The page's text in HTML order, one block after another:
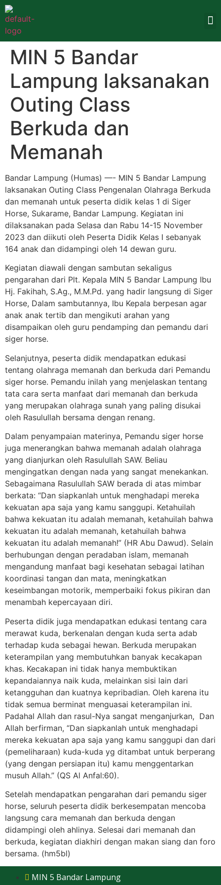
MIN 5 Bandar
Lampung laksanakan
Outing Class
Berkuda dan
Memanah
Bandar Lampung (Humas) —- MIN 5 Bandar Lampung
laksanakan Outing Class Pengenalan Olahraga Berkuda
dan memanah untuk peserta didik kelas 1 di Siger
Horse, Sukarame, Bandar Lampung. Kegiatan ini
dilaksanakan pada Selasa dan Rabu 14-15 November
2023 dan diikuti oleh Peserta Didik Kelas I sebanyak
164 anak dan didampingi oleh 14 dewan guru.
Kegiatan diawali dengan sambutan sekaligus
pengarahan dari Plt. Kepala MIN 5 Bandar Lampung Ibu
Hj. Fakihah, S.Ag., M.M.Pd. yang hadir langsung di Siger
Horse, Dalam sambutannya, Ibu Kepala berpesan agar
anak anak tertib dan mengikuti arahan yang
disampaikan oleh guru pendamping dan pemandu dari
siger horse.
Selanjutnya, peserta didik mendapatkan edukasi
tentang olahraga memanah dan berkuda dari Pemandu
siger horse. Pemandu inilah yang menjelaskan tentang
tata cara serta manfaat dari memanah dan berkuda
yang merupakan olahraga sunah yang paling disukai
oleh Rasulullah bersama dengan renang.
Dalam penyampaian materinya, Pemandu siger horse
juga menerangkan bahwa memanah adalah olahraga
yang dianjurkan oleh Rasulullah SAW. Beliau
mengingatkan dengan nada yang sangat menekankan.
Sebagaimana Rasulullah SAW berada di atas mimbar
berkata: “Dan siapkanlah untuk menghadapi mereka
kekuatan apa saja yang kamu sanggupi. Ketahuilah
bahwa kekuatan itu adalah memanah, ketahuilah bahwa
kekuatan itu adalah memanah, ketahuilah bahwa
kekuatan itu adalah memanah!” (HR Abu Dawud). Selain
berhubungan dengan peradaban islam, memanah
mengandung manfaat bagi kesehatan sebagai latihan
koordinasi tangan dan mata, meningkatkan
keseimbangan motorik, memperbaiki fokus pikiran dan
menambah kepercayaan diri.
Peserta didik juga mendapatkan edukasi tentang cara
merawat kuda, berkenalan dengan kuda serta adab
terhadap kuda sebagai hewan. Berkuda merupakan
keterampilan yang membutuhkan banyak kecakapan
khas. Kecakapan ini tidak hanya membuktikan
kepandaiannya naik kuda, melainkan sisi lain dari
ketangguhan dan kuatnya kepribadian. Oleh karena itu
tidak semua berminat menguasai keterampilan ini.
Padahal Allah dan rasul-Nya sangat menganjurkan, Dan
Allah berfirman, “Dan siapkanlah untuk menghadapi
mereka kekuatan apa saja yang kamu sanggupi dan dari
(pemeliharaan) kuda-kuda yg ditambat untuk berperang
(yang dengan persiapan itu) kamu menggentarkan
musuh Allah.” (QS Al Anfal:60).
Setelah mendapatkan pengarahan dari pemandu siger
horse, seluruh peserta didik berkesempatan mencoba
langsung cara memanah dan berkuda dengan
didampingi oleh ahlinya. Selesai dari memanah dan
berkuda, kegiatan diakhiri dengan makan siang dan foro
bersama. (hm5bl)
MIN 5 Bandar Lampung